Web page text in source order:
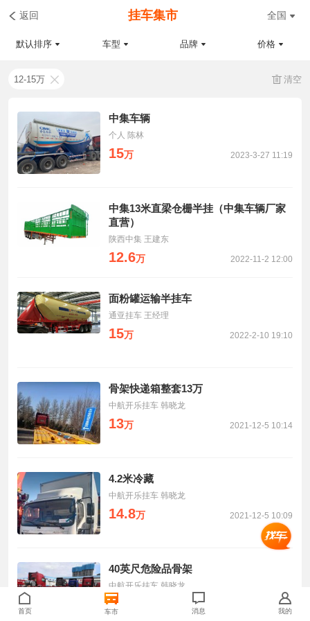
返回 挂车集市 全国
默认排序 车型 品牌 价格
12-15万 清空
中集车辆
个人 陈林
15万 2023-3-27 11:19
中集13米直梁仓栅半挂（中集车辆厂家
直营）
陕西中集 王建东
12.6万 2022-11-2 12:00
面粉罐运输半挂车
通亚挂车 王经理
15万 2022-2-10 19:10
骨架快递箱整套13万
中航开乐挂车 韩晓龙
13万 2021-12-5 10:14
4.2米冷藏
中航开乐挂车 韩晓龙
14.8万 2021-12-5 10:09
40英尺危险品骨架
中航开乐挂车 韩晓龙
13.6 2021-12-5 10:06
首页 车市 消息 我的